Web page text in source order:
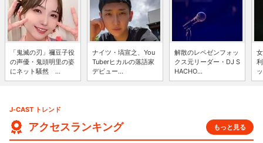
「鬼滅の刃」禰豆子役
の声優・鬼頭明里の姿
にネット騒然 ...
ナイツ・塙宣之、You
Tuberヒカルの落語家
デビュー...
解散のレペゼンフォッ
クス元リーダー・DJ S
HACHO...
J-CAST トレンド
アクセスランキング もっと見る